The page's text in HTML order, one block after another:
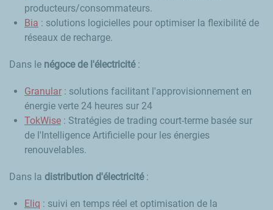
producteurs/consommateurs.
Bia : solutions logicielles pour optimiser la flexibilité de
réseaux de recharge.
Dans le négoce de l'électricité:
Granular : solutions facilitant l'approvisionnement en
énergie verte 24 heures sur 24
TokWise : Stratégies de trading court-terme basée sur
de l'Intelligence Artificielle pour les énergies
renouvelables.
Dans la distribution d'électricité:
Eliq : suivi en temps réel et optimisation de la